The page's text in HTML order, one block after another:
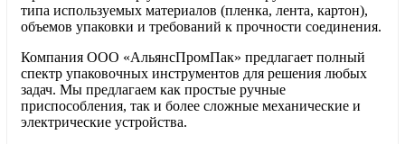
типа используемых материалов (пленка, лента, картон),
объемов упаковки и требований к прочности соединения.
Компания ООО «АльянсПромПак» предлагает полный
спектр упаковочных инструментов для решения любых
задач. Мы предлагаем как простые ручные
приспособления, так и более сложные механические и
электрические устройства.